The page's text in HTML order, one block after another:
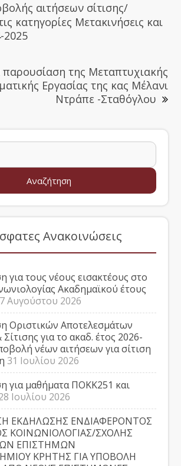
αιτήσεων σίτισης/
κατηγορίες Μετακινήσεις και
2025
της Μεταπτυχιακής
Εργασίας της κας Μέλανι
Ντράπε -Σταθόγλου
Ανακοινώσεις
για τους νέους εισακτέους στο
Ακαδημαϊκού έτους
7 Αυγούστου 2026
Οριστικών Αποτελεσμάτων
για το ακαδ. έτος 2026-
νέων αιτήσεων για σίτιση
31 Ιουλίου 2026
για μαθήματα ΠΟΚΚ251 και
Ιουλίου 2026
ΕΚΔΗΛΩΣΗΣ ΕΝΔΙΑΦΕΡΟΝΤΟΣ
ΚΟΙΝΩΝΙΟΛΟΓΙΑΣ/ΣΧΟΛΗΣ
ΕΠΙΣΤΗΜΩΝ
ΚΡΗΤΗΣ ΓΙΑ ΥΠΟΒΟΛΗ